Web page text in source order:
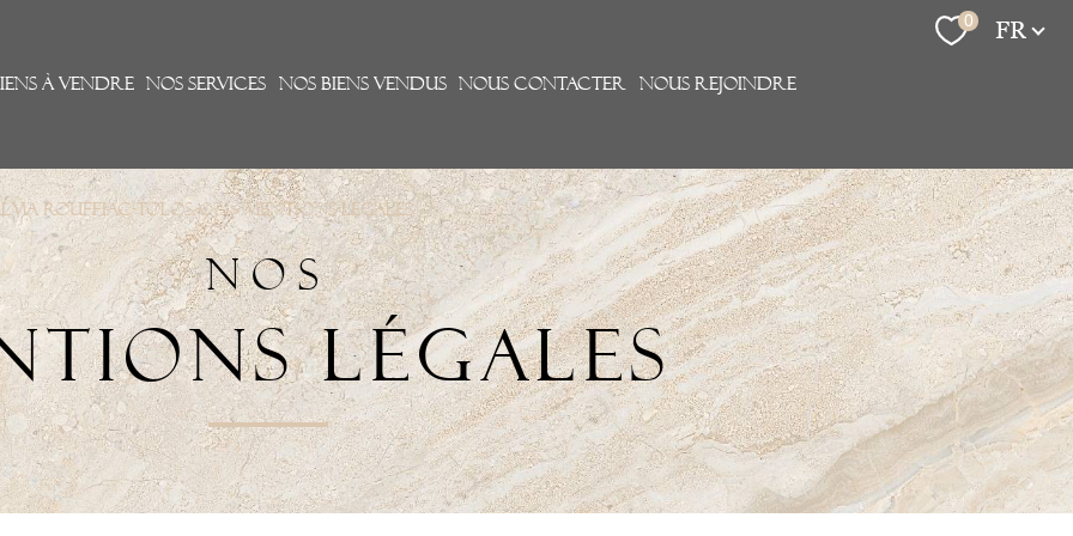
0 Langue
FR
à vendre Nos services Nos biens vendus NOUS CONTACTER Nous rejoindre
Rouffiac-Tolosan Mentions légales
NOS
LÉGALES